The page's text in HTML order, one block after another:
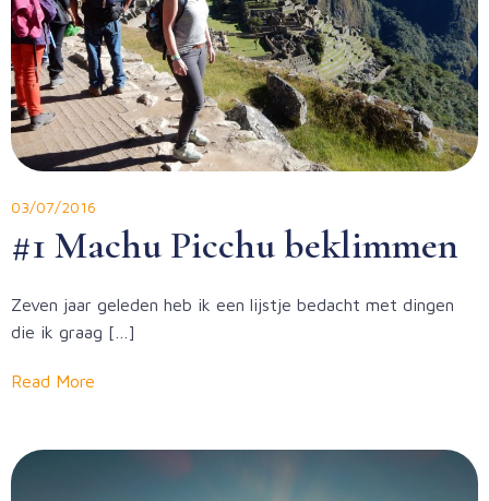
03/07/2016
#1 Machu Picchu beklimmen
Zeven jaar geleden heb ik een lijstje bedacht met dingen
die ik graag […]
Read More